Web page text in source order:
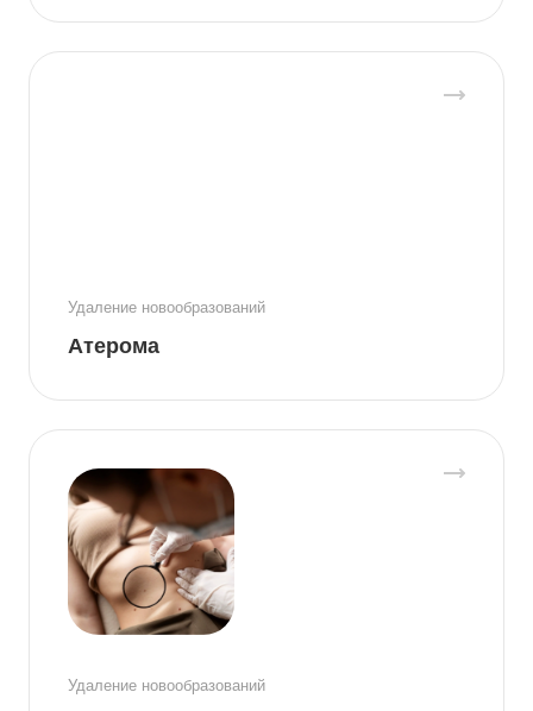
Удаление новообразований
Атерома
Удаление новообразований